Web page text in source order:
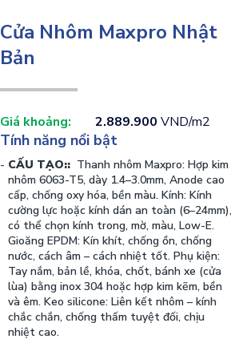
Cửa Nhôm Maxpro Nhật
Bản
Giá khoảng: 2.889.900 VND/m2
Tính năng nổi bật
CẤU TẠO:: Thanh nhôm Maxpro: Hợp kim
nhôm 6063-T5, dày 1.4–3.0mm, Anode cao
cấp, chống oxy hóa, bền màu. Kính: Kính
cường lực hoặc kính dán an toàn (6–24mm),
có thể chọn kính trong, mờ, màu, Low-E.
Gioăng EPDM: Kín khít, chống ồn, chống
nước, cách âm – cách nhiệt tốt. Phụ kiện:
Tay nắm, bản lề, khóa, chốt, bánh xe (cửa
lùa) bằng inox 304 hoặc hợp kim kẽm, bền
và êm. Keo silicone: Liên kết nhôm – kính
chắc chắn, chống thấm tuyệt đối, chịu
nhiệt cao.